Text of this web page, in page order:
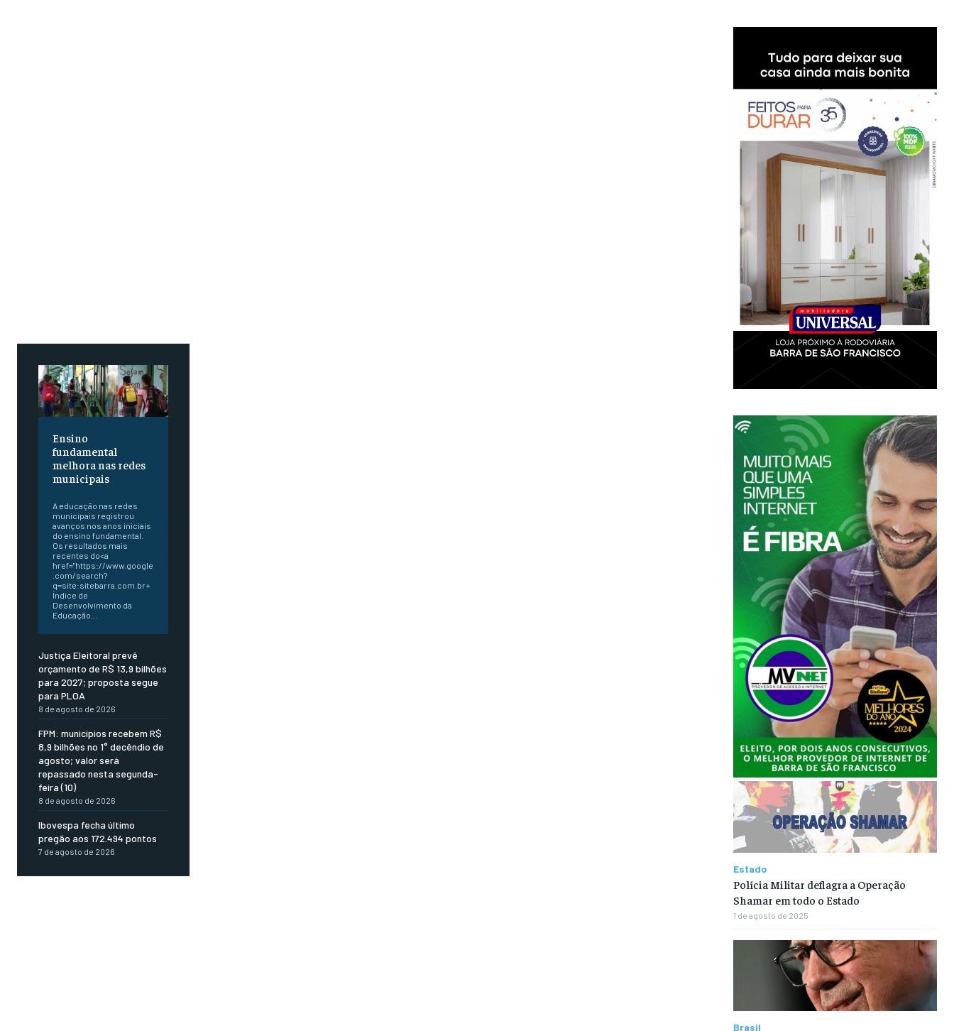
Ensino
fundamental
melhora nas redes
municipais
A educação nas redes
municipais registrou
avanços nos anos iniciais
do ensino fundamental.
Os resultados mais
recentes do<a
href="https://www.google
.com/search?
q=site:sitebarra.com.br+
Índice de
Desenvolvimento da
Educação...
Justiça Eleitoral prevê
orçamento de R$ 13,9 bilhões
para 2027; proposta segue
para PLOA
8 de agosto de 2026
FPM: municípios recebem R$
8,9 bilhões no 1° decêndio de
agosto; valor será
repassado nesta segunda-
feira (10)
8 de agosto de 2026
Ibovespa fecha último
pregão aos 172.494 pontos
7 de agosto de 2026
Estado
Polícia Militar deflagra a Operação
Shamar em todo o Estado
1 de agosto de 2025
Brasil